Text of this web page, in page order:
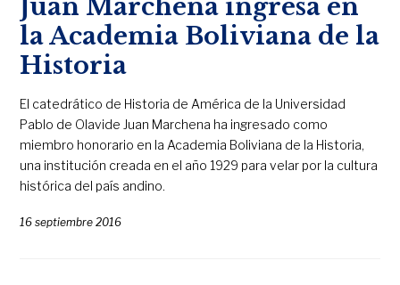
Juan Marchena ingresa en
la Academia Boliviana de la
Historia
El catedrático de Historia de América de la Universidad
Pablo de Olavide Juan Marchena ha ingresado como
miembro honorario en la Academia Boliviana de la Historia,
una institución creada en el año 1929 para velar por la cultura
histórica del país andino.
16 septiembre 2016